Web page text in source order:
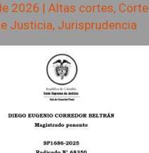
2026 | Altas cortes, Corte
Justicia, Jurisprudencia